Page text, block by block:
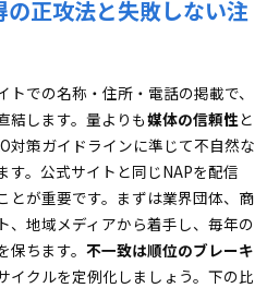
正攻法と失敗しない注
での名称・住所・電話の掲載で、
結します。量よりも媒体の信頼性と
対策ガイドラインに準じて不自然な
す。公式サイトと同じNAPを配信
とが重要です。まずは業界団体、商
、地域メディアから着手し、毎年の
ちます。 不一致は順位のブレーキ
イクルを定例化しましょう。下の比